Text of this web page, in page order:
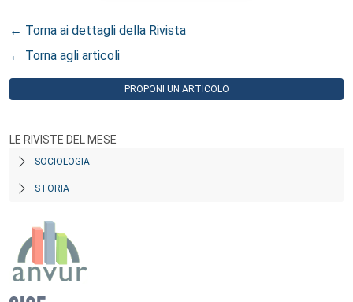
← Torna ai dettagli della Rivista
← Torna agli articoli
PROPONI UN ARTICOLO
LE RIVISTE DEL MESE
SOCIOLOGIA
STORIA